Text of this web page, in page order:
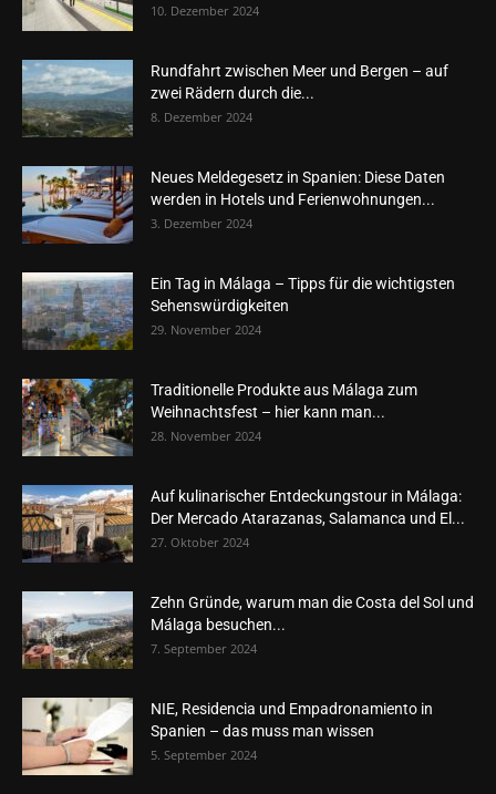
10. Dezember 2024
Rundfahrt zwischen Meer und Bergen – auf
zwei Rädern durch die...
8. Dezember 2024
Neues Meldegesetz in Spanien: Diese Daten
werden in Hotels und Ferienwohnungen...
3. Dezember 2024
Ein Tag in Málaga – Tipps für die wichtigsten
Sehenswürdigkeiten
29. November 2024
Traditionelle Produkte aus Málaga zum
Weihnachtsfest – hier kann man...
28. November 2024
Auf kulinarischer Entdeckungstour in Málaga:
Der Mercado Atarazanas, Salamanca und El...
27. Oktober 2024
Zehn Gründe, warum man die Costa del Sol und
Málaga besuchen...
7. September 2024
NIE, Residencia und Empadronamiento in
Spanien – das muss man wissen
5. September 2024